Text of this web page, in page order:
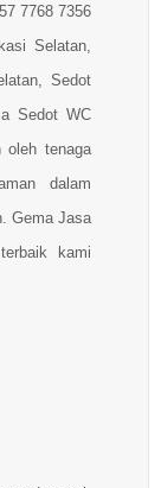
7768 7356
Selatan,
Sedot
Sedot WC
oleh tenaga
dalam
Gema Jasa
kami